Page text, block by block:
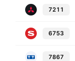
7211
6753
7867